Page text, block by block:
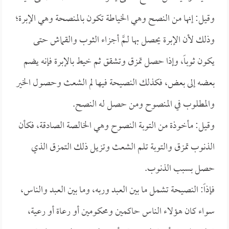
وقيل: إنها من النصح وهي الخياطة تكون بالمنصحة وهي الإبرة؛
وذلك لأن الإبرة يحصل بها لـمَّ أجزاء الثوب والقماش حتى
يكون ثوباً، وإذا حصل تمزق وتشقق ثم خيط بالإبرة فإنه يضم
بعضه إلى بعض، فكذلك النصيحة فيها لم الشعث وحصول الخير
والمطلوب في المنصوح ومن حصل له النصح.
وقيل: مأخوذة من التوبة النصوح وهي الخالصة الصادقة، فكأن
الذنوب تمزق والتوبة تلم الشعث وتزيل ذلك التمزق الذي
حصل بسبب الذنوب.
فإذاً: النصيحة تشمل ما بين العبد وربه، وما بين العبد والناس،
سواء كان هؤلاء الناس حاكمين ومحكومين أو رعاة أو رعية،